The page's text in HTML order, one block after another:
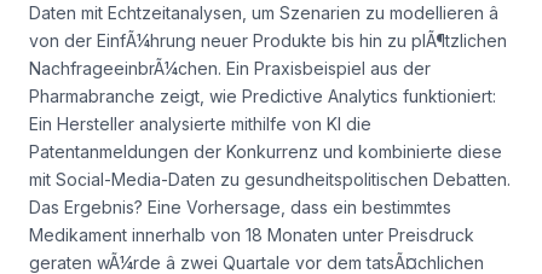
Daten mit Echtzeitanalysen, um Szenarien zu modellieren â
von der EinfÃ¼hrung neuer Produkte bis hin zu plÃ¶tzlichen
NachfrageeinbrÃ¼chen. Ein Praxisbeispiel aus der
Pharmabranche zeigt, wie Predictive Analytics funktioniert:
Ein Hersteller analysierte mithilfe von KI die
Patentanmeldungen der Konkurrenz und kombinierte diese
mit Social-Media-Daten zu gesundheitspolitischen Debatten.
Das Ergebnis? Eine Vorhersage, dass ein bestimmtes
Medikament innerhalb von 18 Monaten unter Preisdruck
geraten wÃ¼rde â zwei Quartale vor dem tatsÃ¤chlichen